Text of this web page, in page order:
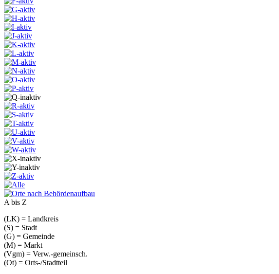
A bis Z
(LK) = Landkreis
(S) = Stadt
(G) = Gemeinde
(M) = Markt
(Vgm) = Verw.-gemeinsch.
(Ot) = Orts-/Stadtteil